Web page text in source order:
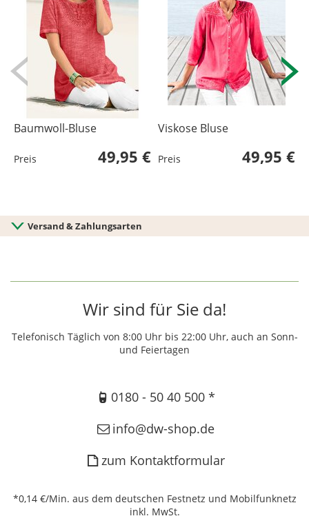
Baumwoll-Bluse
Preis 49,95 €
Viskose Bluse
Preis 49,95 €
Versand & Zahlungsarten
Wir sind für Sie da!
Telefonisch Täglich von 8:00 Uhr bis 22:00 Uhr, auch an Sonn-
und Feiertagen
0180 - 50 40 500 *
info@dw-shop.de
zum Kontaktformular
*0,14 €/Min. aus dem deutschen Festnetz und Mobilfunknetz
inkl. MwSt.